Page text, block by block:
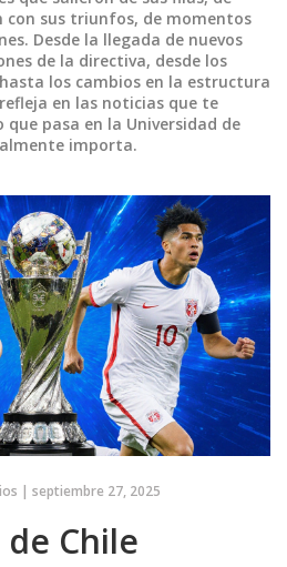
con sus triunfos, de momentos
Desde la llegada de nuevos
de la directiva, desde los
los cambios en la estructura
en las noticias que te
pasa en la Universidad de
importa.
| septiembre 27, 2025
Chile